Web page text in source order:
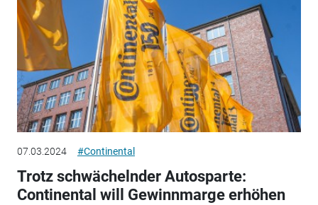
07.03.2024 #Continental
Trotz schwächelnder Autosparte:
Continental will Gewinnmarge erhöhen